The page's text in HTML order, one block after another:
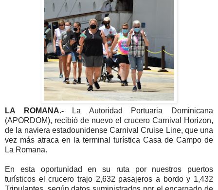
LA ROMANA.-La Autoridad Portuaria Dominicana
(APORDOM), recibió de nuevo el crucero Carnival Horizon,
de la naviera estadounidense Carnival Cruise Line, que una
vez más atraca en la terminal turística Casa de Campo de
La Romana.
En esta oportunidad en su ruta por nuestros puertos
turísticos el crucero trajo 2,632 pasajeros a bordo y 1,432